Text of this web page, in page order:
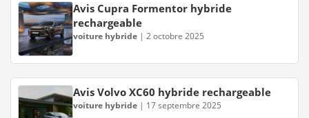
Avis Cupra Formentor hybride
rechargeable
voiture hybride | 2 octobre 2025
Avis Volvo XC60 hybride rechargeable
voiture hybride | 17 septembre 2025